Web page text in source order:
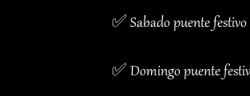
✅ Sabado puente
✅ Domingo puente